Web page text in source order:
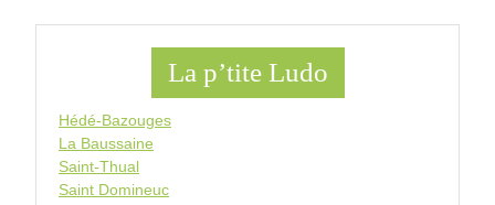
La p’tite Ludo
Hédé-Bazouges
La Baussaine
Saint-Thual
Saint Domineuc